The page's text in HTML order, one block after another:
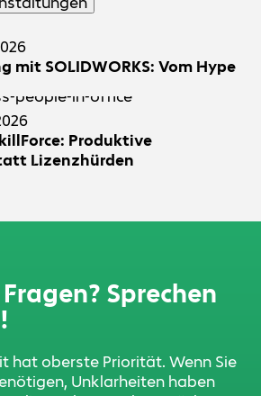
mit SOLIDWORKS: Vom Hype
Produktive
Lizenzhürden
Sprechen
hat oberste Priorität. Wenn Sie
Unklarheiten haben